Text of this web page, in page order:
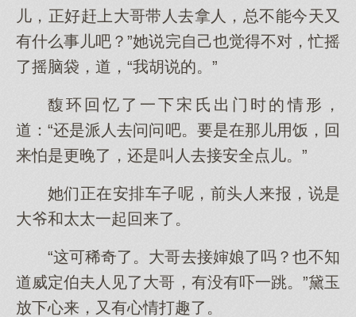
儿，正好赶上大哥带人去拿人，总不能今天又
有什么事儿吧？”她说完自己也觉得不对，忙摇
了摇脑袋，道，“我胡说的。”
馥环回忆了一下宋氏出门时的情形，
道：“还是派人去问问吧。要是在那儿用饭，回
来怕是更晚了，还是叫人去接安全点儿。”
她们正在安排车子呢，前头人来报，说是
大爷和太太一起回来了。
“这可稀奇了。大哥去接婶娘了吗？也不知
道威定伯夫人见了大哥，有没有吓一跳。”黛玉
放下心来，又有心情打趣了。